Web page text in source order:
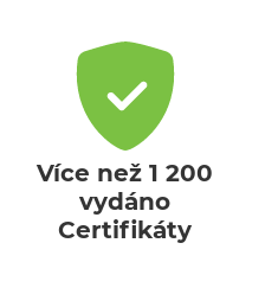
Více než 1 200
vydáno
Certifikáty